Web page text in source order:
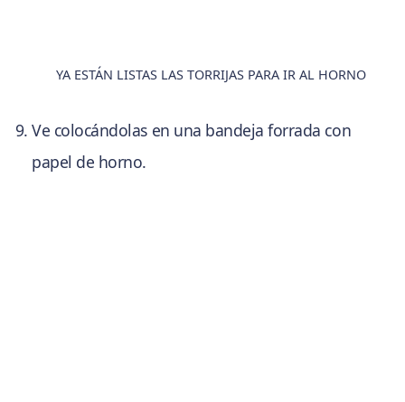
YA ESTÁN LISTAS LAS TORRIJAS PARA IR AL HORNO
Ve colocándolas en una bandeja forrada con
papel de horno.